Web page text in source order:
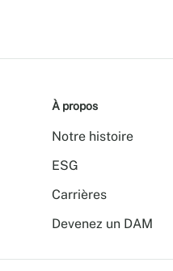
À propos
Notre histoire
ESG
Carrières
Devenez un DAM